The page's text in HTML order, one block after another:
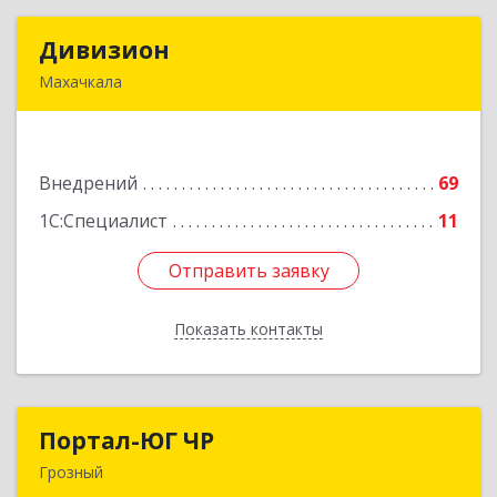
Дивизион
Махачкала
Внедрений
69
1С:Специалист
11
Отправить заявку
Показать контакты
Подробнее
Отправить заявку
Назад
Портал-ЮГ ЧР
Грозный